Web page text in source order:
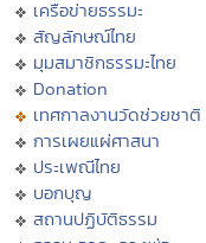
เครือข่ายธรรมะ
สัญลักษณ์ไทย
มุมสมาชิกธรรมะไทย
Donation
เทศกาลงานวัดช่วยชาติ
การเผยแผ่ศาสนา
ประเพณีไทย
บอกบุญ
สถานปฏิบัติธรรม